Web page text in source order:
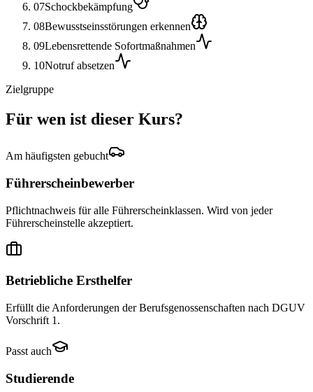
07Schockbekämpfung
08Bewusstseinsstörungen erkennen
09Lebensrettende Sofortmaßnahmen
10Notruf absetzen
Zielgruppe
Für wen ist dieser Kurs?
Am häufigsten gebucht
Führerscheinbewerber
Pflichtnachweis für alle Führerscheinklassen. Wird von jeder
Führerscheinstelle akzeptiert.
Betriebliche Ersthelfer
Erfüllt die Anforderungen der Berufsgenossenschaften nach DGUV
Vorschrift 1.
Passt auch
Studierende